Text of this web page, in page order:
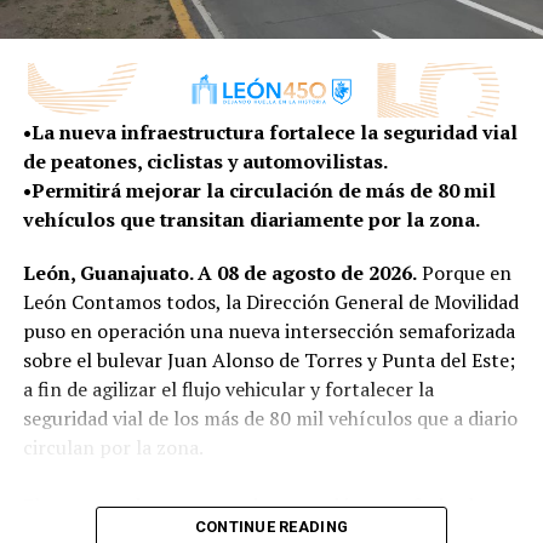
integral que busca disminuir rezagos y generar mejores
condiciones de vida para quienes habitan en la zona
rural.
Con más obras, vivienda y programas construidos de la
mano de sus habitantes, el Gobierno Municipal
mantiene la cercanía con las comunidades rurales para
escuchar sus necesidades y convertirlas en resultados
con una convicción muy clara: el futuro de una ciudad
no se improvisa; se planea. Hoy, frente a un mundo que
cambia con enorme rapidez, esa tarea exige abrir nuevas
conversaciones, escuchar nuevas voces y entender las
tendencias que ya están transformando la manera en
que vivimos, trabajamos, nos movemos y convivimos”,
expresó.
proceso permitirá que León llegue a su 450 aniversario
no solo para celebrar su historia, sino también para
imaginar y construir la ciudad que quiere ser en las
próximas décadas, con una visión compartida entre los
distintos sectores de la sociedad.
“Porque una ciudad con 450 años de historia
valentía su siguiente etapa”, agregó.
•La nueva infraestructura fortalece la seguridad vial
de peatones, ciclistas y automovilistas.
•Permitirá mejorar la circulación de más de 80 mil
vehículos que transitan diariamente por la zona.
León, Guanajuato. A 08 de agosto de 2026.Porque en
León Contamos todos, la Dirección General de Movilidad
puso en operación una nueva intersección semaforizada
sobre el bulevar Juan Alonso de Torres y Punta del Este;
a fin de agilizar el flujo vehicular y fortalecer la
seguridad vial de los más de 80 mil vehículos que a diario
circulan por la zona.
El proyecto de esta nueva intersección semaforizada no
solo contempló la instalación de dispositivos de control
CONTINUE READING